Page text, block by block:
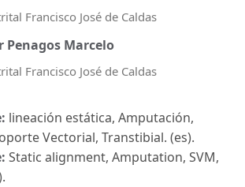
Francisco José de Caldas
Penagos Marcelo
Francisco José de Caldas
lineación estática, Amputación,
Vectorial, Transtibial. (es).
Static alignment, Amputation, SVM,